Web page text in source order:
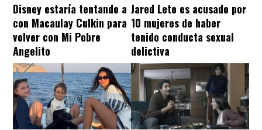
Disney estaría tentando a
con Macaulay Culkin para
volver con Mi Pobre
Angelito
Jared Leto es acusado por
10 mujeres de haber
tenido conducta sexual
delictiva